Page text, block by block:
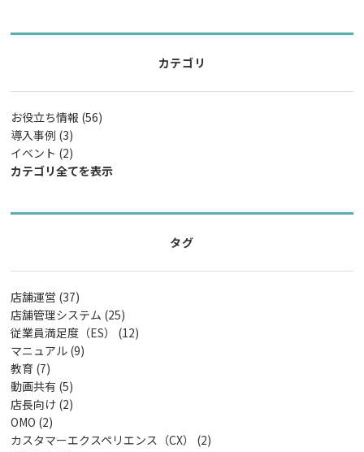
カテゴリ
お役立ち情報 (56)
導入事例 (3)
イベント (2)
カテゴリ全てを表示
タグ
店舗運営 (37)
店舗管理システム (25)
従業員満足度（ES） (12)
マニュアル (9)
教育 (7)
動画共有 (5)
店長向け (2)
OMO (2)
カスタマーエクスペリエンス（CX） (2)